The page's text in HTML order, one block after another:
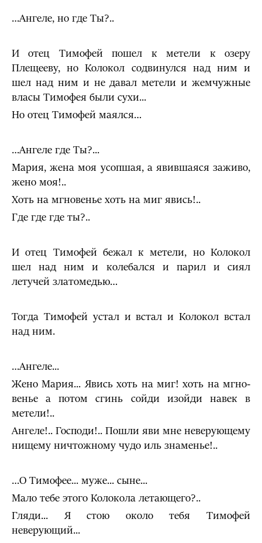
…Ангеле, но где Ты?..
И отец Тимофей пошел к метели к озеру
Плещееву, но Колокол содвинулся над ним и
шел над ним и не давал метели и жемчужные
власы Тимофея были сухи...
Но отец Тимофей маялся…
…Ангеле где Ты?...
Мария, жена моя усопшая, а явившаяся заживо,
жено моя!..
Хоть на мгновенье хоть на миг явись!..
Где где где ты?..
И отец Тимофей бежал к метели, но Колокол
шел над ним и колебался и парил и сиял
летучей златомедью…
Тогда Тимофей устал и встал и Колокол встал
над ним.
…Ангеле...
Жено Мария... Явись хоть на миг! хоть на мгно­
венье а потом сгинь сойди изойди навек в
метели!..
Ангеле!.. Господи!.. Пошли яви мне неверующему
нищему ничтожному чудо иль знаменье!..
…О Тимофее... муже... сыне...
Мало тебе этого Колокола летающего?..
Гляди... Я стою около тебя Тимофей
неверующий...